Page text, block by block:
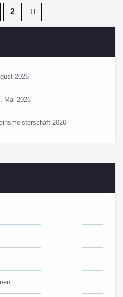
2
2026
Mai 2026
2026